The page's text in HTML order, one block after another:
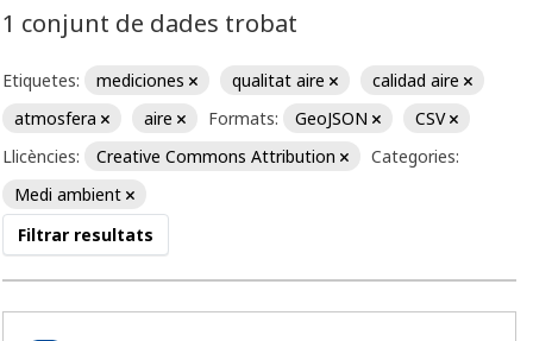
1 conjunt de dades trobat
Etiquetes: mediciones qualitat aire
calidad aire
atmosfera
aire Formats: GeoJSON
CSV
Llicències:
Creative Commons Attribution
Categories:
Medi ambient
Filtrar resultats